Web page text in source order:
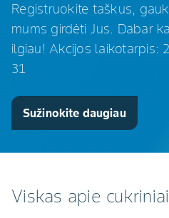
Registruokite taškus,
mums girdėti Jus. Dabar
ilgiau! Akcijos laikotarpis:
31
Sužinokite daugiau
Viskas apie